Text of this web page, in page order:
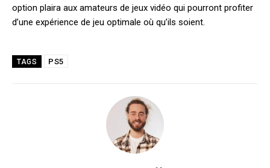
option plaira aux amateurs de jeux vidéo qui pourront profiter
d’une expérience de jeu optimale où qu’ils soient.
TAGS PS5